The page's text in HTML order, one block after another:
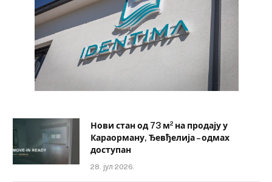
Нови стан од 73 м² на продају у
Караорману, Ђевђелија – одмах
доступан
28. јул 2026.